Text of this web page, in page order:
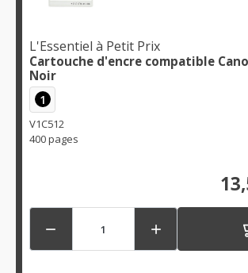
L'Essentiel à Petit Prix
Cartouche d'encre compatible
Noir
1
V1C512
400 pages
 